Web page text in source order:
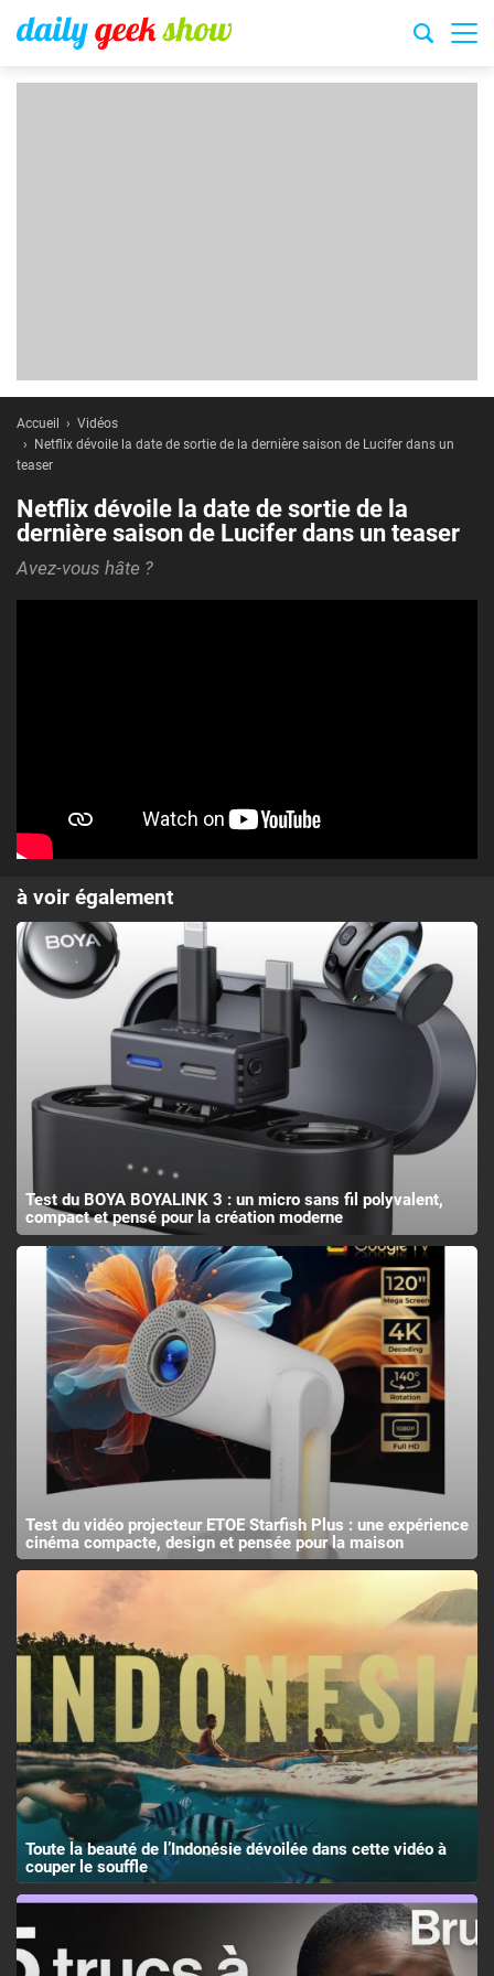
Accueil
Vidéos
Netflix dévoile la date de sortie de la dernière saison de Lucifer dans un
teaser
Netflix dévoile la date de sortie de la
dernière saison de Lucifer dans un teaser
Avez-vous hâte ?
à voir également
Test du BOYA BOYALINK 3 : un micro sans fil polyvalent,
compact et pensé pour la création moderne
Test du vidéo projecteur ETOE Starfish Plus : une expérience
cinéma compacte, design et pensée pour la maison
Toute la beauté de l’Indonésie dévoilée dans cette vidéo à
couper le souffle